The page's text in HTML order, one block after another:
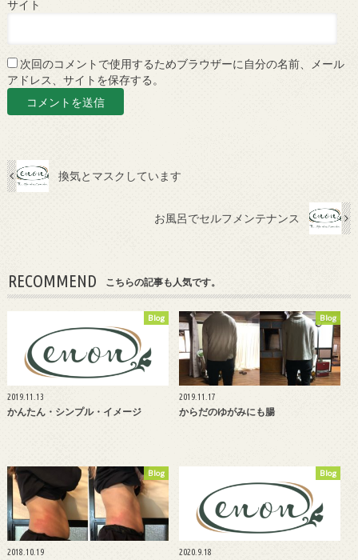
サイト
次回のコメントで使用するためブラウザーに自分の名前、メール
アドレス、サイトを保存する。
換気とマスクしています
お風呂でセルフメンテナンス
RECOMMEND こちらの記事も人気です。
Blog
2019.11.13
かんたん・シンプル・イメージ
Blog
2019.11.17
からだのゆがみにも腸
Blog
2018.10.19
Blog
2020.9.18